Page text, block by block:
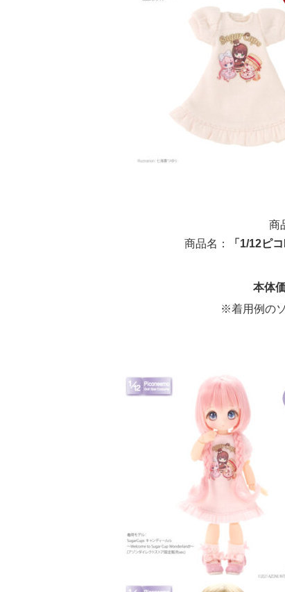
商
商品名：
「1/12ピ
本体
※着用例の